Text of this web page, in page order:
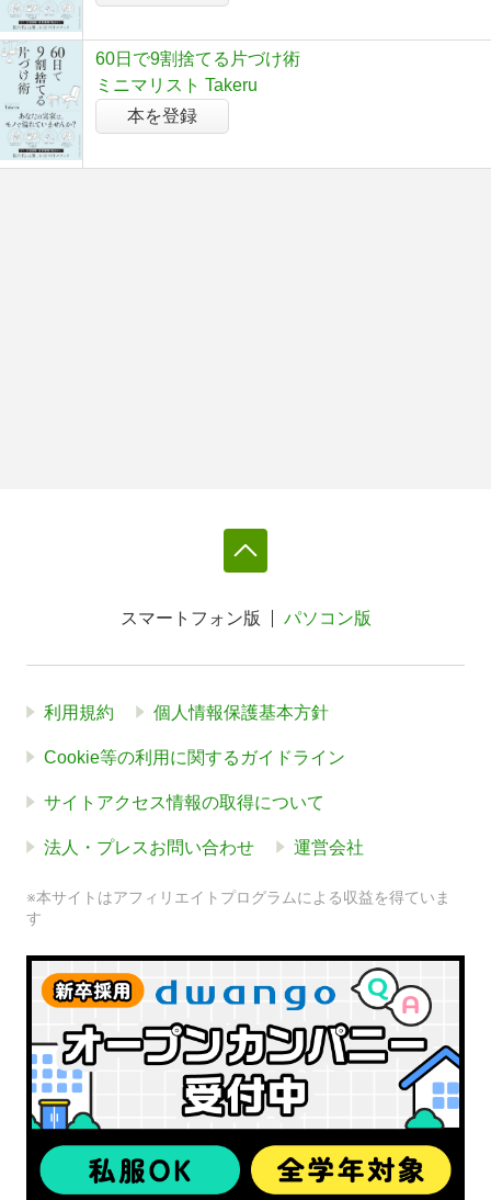
60日で9割捨てる片づけ術
ミニマリスト Takeru
本を登録
スマートフォン版 パソコン版
利用規約 個人情報保護基本方針
Cookie等の利用に関するガイドライン
サイトアクセス情報の取得について
法人・プレスお問い合わせ 運営会社
※本サイトはアフィリエイトプログラムによる収益を得ていま
す